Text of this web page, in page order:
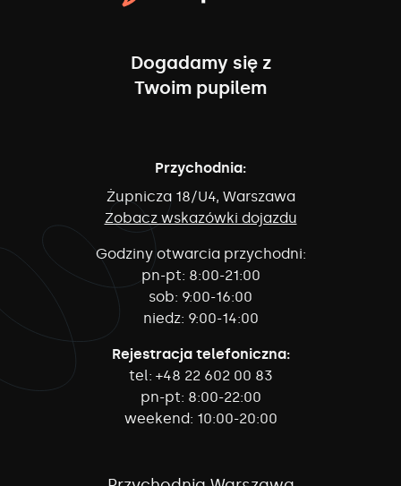
Dogadamy się z
Twoim pupilem
Przychodnia:
Żupnicza 18/U4, Warszawa
Zobacz wskazówki dojazdu
Godziny otwarcia przychodni:
pn-pt: 8:00-21:00
sob: 9:00-16:00
niedz: 9:00-14:00
Rejestracja telefoniczna:
tel: +48 22 602 00 83
pn-pt: 8:00-22:00
weekend: 10:00-20:00